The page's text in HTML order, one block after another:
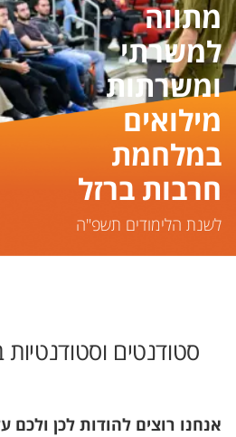
מתווה
למשרתי
ומשרתות
מילואים
במלחמת
חרבות ברזל
לשנת הלימודים תשפ"ה
סטודנטים וסטודנטיות
אנחנו רוצים להודות לכן ולכם